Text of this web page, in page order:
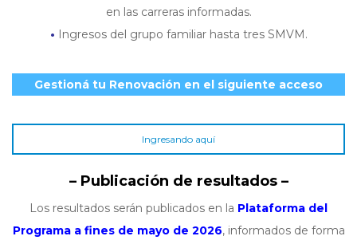
en las carreras informadas.
• Ingresos del grupo familiar hasta tres SMVM.
Gestioná tu Renovación en el siguiente acceso
Ingresando aquí
– Publicación de resultados –
Los resultados serán publicados en la Plataforma del
Programa a fines de mayo de 2026, informados de forma